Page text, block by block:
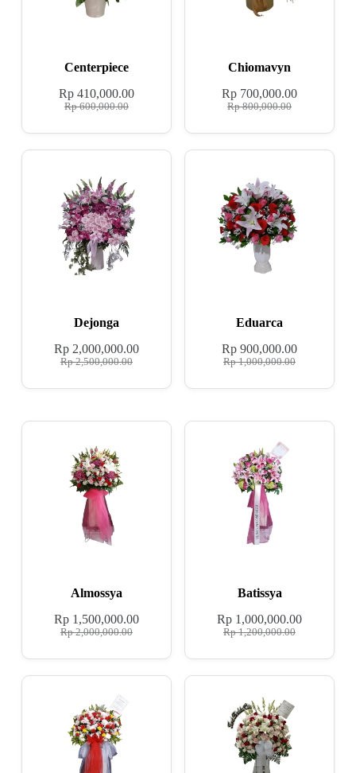
Centerpiece
Rp600,000.00
Rp410,000.00
Chiomavyn
Rp800,000.00
Rp 700,000.00
Dejonga
Rp2,500,000.00
Rp2,000,000.00
Eduarca
Rp1,000,000.00
Rp 900,000.00
Almossya
Rp2,000,000.00
Rp1,500,000.00
Batissya
Rp1,200,000.00
Rp 1,000,000.00